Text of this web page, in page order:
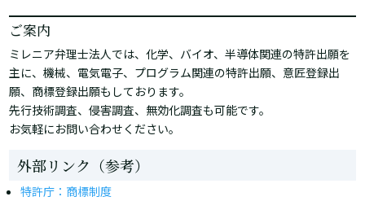
ご案内
ミレニア弁理士法人では、化学、バイオ、半導体関連の特許出願を
主に、機械、電気電子、プログラム関連の特許出願、意匠登録出
願、商標登録出願もしております。
先行技術調査、侵害調査、無効化調査も可能です。
お気軽にお問い合わせください。
外部リンク（参考）
特許庁：商標制度